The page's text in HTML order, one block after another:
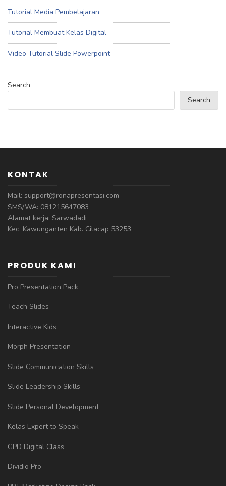
Tutorial Media Pembelajaran
Tutorial Membuat Kelas Digital
Video Tutorial Slide Powerpoint
Search
Search
KONTAK
Mail: support@ronapresentasi.com
SMS/WA: 081215647083
Alamat kerja: Sarwadadi
Kec. Kawunganten Kab. Cilacap 53253
PRODUK KAMI
Pro Presentation Pack
Teach Slides
Interactive Kids
Morph Presentation
Slide Communication Skills
Slide Leadership Skills
Slide Personal Development
Kelas Expert to Speak
GPD Digital Class
Dividio Pro